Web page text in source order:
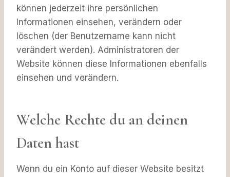
können jederzeit ihre persönlichen
Informationen einsehen, verändern oder
löschen (der Benutzername kann nicht
verändert werden). Administratoren der
Website können diese Informationen ebenfalls
einsehen und verändern.
Welche Rechte du an deinen
Daten hast
Wenn du ein Konto auf dieser Website besitzt